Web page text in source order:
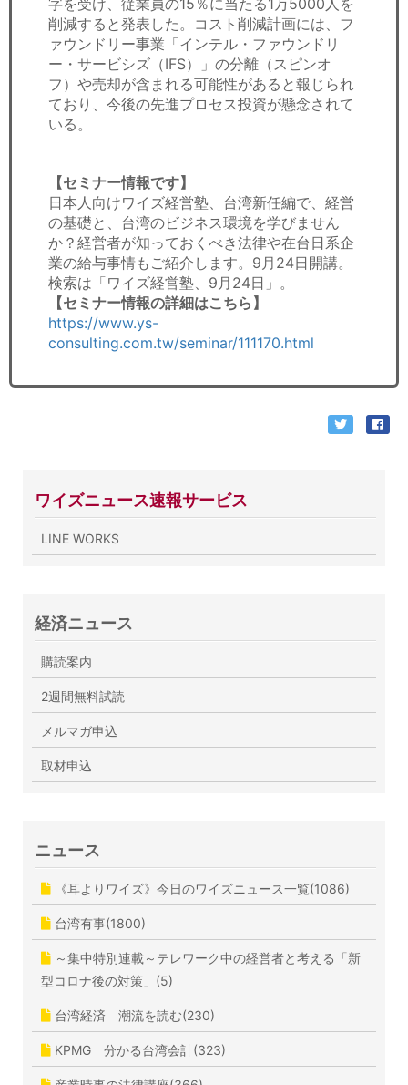
字を受け、従業員の15％に当たる1万5000人を
削減すると発表した。コスト削減計画には、フ
ァウンドリー事業「インテル・ファウンドリ
ー・サービシズ（IFS）」の分離（スピンオ
フ）や売却が含まれる可能性があると報じられ
ており、今後の先進プロセス投資が懸念されて
いる。
【セミナー情報です】
日本人向けワイズ経営塾、台湾新任編で、経営
の基礎と、台湾のビジネス環境を学びません
か？経営者が知っておくべき法律や在台日系企
業の給与事情もご紹介します。9月24日開講。
検索は「ワイズ経営塾、9月24日」。
【セミナー情報の詳細はこちら】
https://www.ys-
consulting.com.tw/seminar/111170.html
ワイズニュース速報サービス
LINE WORKS
経済ニュース
購読案内
2週間無料試読
メルマガ申込
取材申込
ニュース
《耳よりワイズ》今日のワイズニュース一覧(1086)
台湾有事(1800)
～集中特別連載～テレワーク中の経営者と考える「新
型コロナ後の対策」(5)
台湾経済 潮流を読む(230)
KPMG 分かる台湾会計(323)